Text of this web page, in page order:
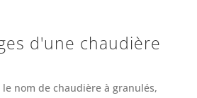
d'une chaudière
nom de chaudière à granulés,